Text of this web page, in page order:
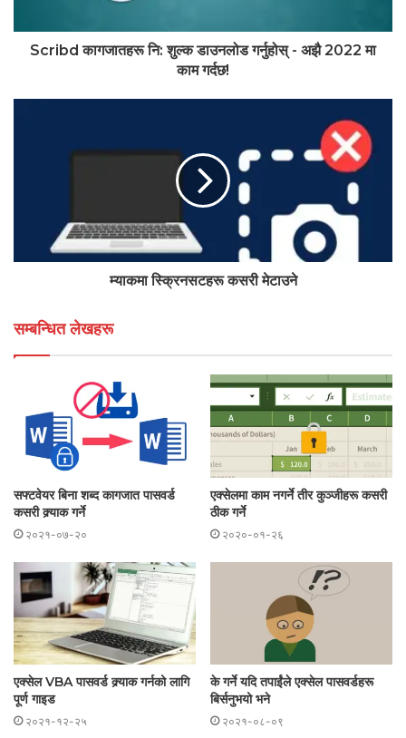
Scribd कागजातहरू नि: शुल्क डाउनलोड गर्नुहोस् - अझै 2022 मा
काम गर्दछ!
म्याकमा स्क्रिनसटहरू कसरी मेटाउने
सम्बन्धित लेखहरू
सफ्टवेयर बिना शब्द कागजात पासवर्ड
कसरी क्र्याक गर्ने
२०२१-०७-२०
एक्सेलमा काम नगर्ने तीर कुञ्जीहरू कसरी
ठीक गर्ने
२०२०-०१-२६
एक्सेल VBA पासवर्ड क्र्याक गर्नको लागि
पूर्ण गाइड
२०२१-१२-२५
के गर्ने यदि तपाईंले एक्सेल पासवर्डहरू
बिर्सनुभयो भने
२०२१-०८-०९